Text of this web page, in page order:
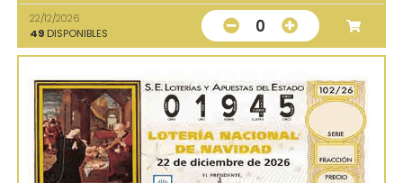
22/12/2026
49 DISPONIBLES 0